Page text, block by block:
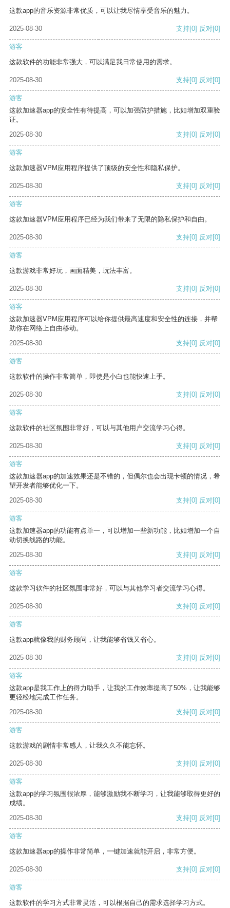
这款app的音乐资源非常优质，可以让我尽情享受音乐的魅力。
2025-08-30 支持[0] 反对[0]
游客
这款软件的功能非常强大，可以满足我日常使用的需求。
2025-08-30 支持[0] 反对[0]
游客
这款加速器app的安全性有待提高，可以加强防护措施，比如增加双重验
证。
2025-08-30
支持[0] 反对[0]
游客
这款加速器VPM应用程序提供了顶级的安全性和隐私保护。
2025-08-30 支持[0] 反对[0]
游客
这款加速器VPM应用程序已经为我们带来了无限的隐私保护和自由。
2025-08-30 支持[0] 反对[0]
游客
这款游戏非常好玩，画面精美，玩法丰富。
2025-08-30 支持[0] 反对[0]
游客
这款加速器VPM应用程序可以给你提供最高速度和安全性的连接，并帮
助你在网络上自由移动。
2025-08-30
支持[0] 反对[0]
游客
这款软件的操作非常简单，即使是小白也能快速上手。
2025-08-30 支持[0] 反对[0]
游客
这款软件的社区氛围非常好，可以与其他用户交流学习心得。
2025-08-30 支持[0] 反对[0]
游客
这款加速器app的加速效果还是不错的，但偶尔也会出现卡顿的情况，希
望开发者能够优化一下。
2025-08-30
支持[0] 反对[0]
游客
这款加速器app的功能有点单一，可以增加一些新功能，比如增加一个自
动切换线路的功能。
2025-08-30
支持[0] 反对[0]
游客
这款学习软件的社区氛围非常好，可以与其他学习者交流学习心得。
2025-08-30 支持[0] 反对[0]
游客
这款app就像我的财务顾问，让我能够省钱又省心。
2025-08-30 支持[0] 反对[0]
游客
这款app是我工作上的得力助手，让我的工作效率提高了50%，让我能够
更轻松地完成工作任务。
2025-08-30
支持[0] 反对[0]
游客
这款游戏的剧情非常感人，让我久久不能忘怀。
2025-08-30 支持[0] 反对[0]
游客
这款app的学习氛围很浓厚，能够激励我不断学习，让我能够取得更好的
成绩。
2025-08-30
支持[0] 反对[0]
游客
这款加速器app的操作非常简单，一键加速就能开启，非常方便。
2025-08-30 支持[0] 反对[0]
游客
这款软件的学习方式非常灵活，可以根据自己的需求选择学习方式。